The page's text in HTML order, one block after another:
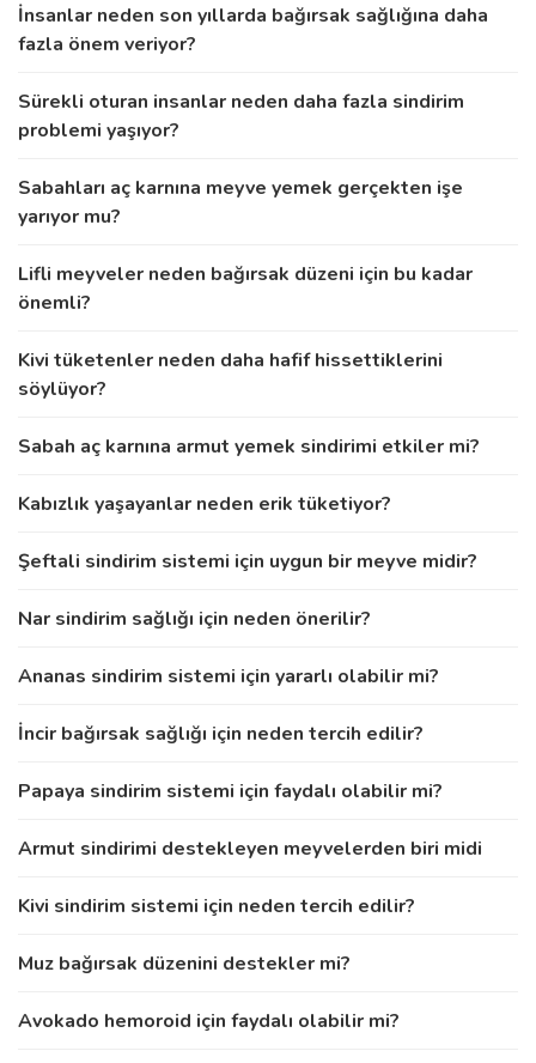
İnsanlar neden son yıllarda bağırsak sağlığına daha
fazla önem veriyor?
Sürekli oturan insanlar neden daha fazla sindirim
problemi yaşıyor?
Sabahları aç karnına meyve yemek gerçekten işe
yarıyor mu?
Lifli meyveler neden bağırsak düzeni için bu kadar
önemli?
Kivi tüketenler neden daha hafif hissettiklerini
söylüyor?
Sabah aç karnına armut yemek sindirimi etkiler mi?
Kabızlık yaşayanlar neden erik tüketiyor?
Şeftali sindirim sistemi için uygun bir meyve midir?
Nar sindirim sağlığı için neden önerilir?
Ananas sindirim sistemi için yararlı olabilir mi?
İncir bağırsak sağlığı için neden tercih edilir?
Papaya sindirim sistemi için faydalı olabilir mi?
Armut sindirimi destekleyen meyvelerden biri midi
Kivi sindirim sistemi için neden tercih edilir?
Muz bağırsak düzenini destekler mi?
Avokado hemoroid için faydalı olabilir mi?